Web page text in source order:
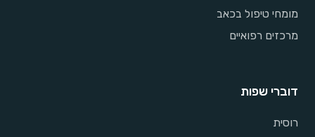
מומחי טיפול בכאב
מרכזים רפואיים
דוברי שפות
רוסית